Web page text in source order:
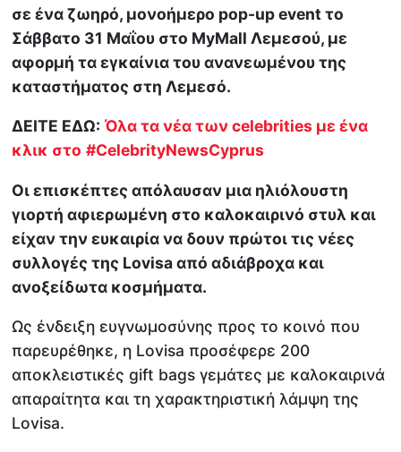
σε ένα ζωηρό, μονοήμερο pop-up event το
Σάββατο 31 Μαΐου στο MyMall Λεμεσού, με
αφορμή τα εγκαίνια του ανανεωμένου της
καταστήματος στη Λεμεσό.
ΔΕΙΤΕ ΕΔΩ: Όλα τα νέα των celebrities με ένα
κλικ στο #CelebrityNewsCyprus
Οι επισκέπτες απόλαυσαν μια ηλιόλουστη
γιορτή αφιερωμένη στο καλοκαιρινό στυλ και
είχαν την ευκαιρία να δουν πρώτοι τις νέες
συλλογές της Lovisa από αδιάβροχα και
ανοξείδωτα κοσμήματα.
Ως ένδειξη ευγνωμοσύνης προς το κοινό που
παρευρέθηκε, η Lovisa προσέφερε 200
αποκλειστικές gift bags γεμάτες με καλοκαιρινά
απαραίτητα και τη χαρακτηριστική λάμψη της
Lovisa.